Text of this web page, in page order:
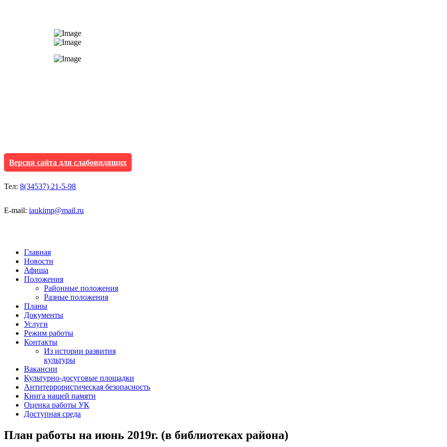
Версия сайта для слабовидящих
Тел: 8(34537) 21-5-98
E-mail: iaukimp@mail.ru
Главная
Новости
Афиша
Положения
Районные положения
Разные положения
Планы
Документы
Услуги
Режим работы
Контакты
Из истории развития
культуры
Вакансии
Культурно-досуговые площадки
Антитеррористическая безопасность
Книга нашей памяти
Оценка работы УК
Доступная среда
План работы на июнь 2019г. (в библиотеках района)